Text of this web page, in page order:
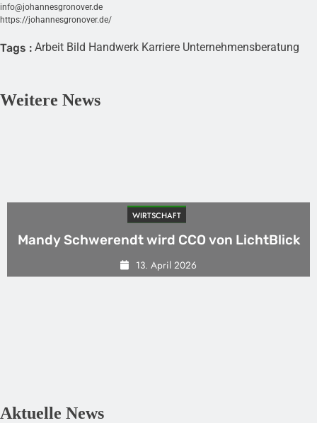
info@johannesgronover.de
https://johannesgronover.de/
Tags : Arbeit Bild Handwerk Karriere Unternehmensberatung
Weitere News
WIRTSCHAFT
Mandy Schwerendt wird CCO von LichtBlick
13. April 2026
Aktuelle News